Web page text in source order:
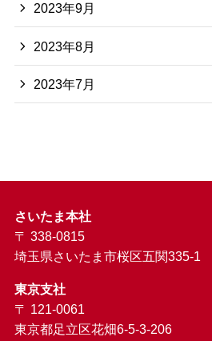
2023年9月
2023年8月
2023年7月
さいたま本社
〒 338-0815
埼玉県さいたま市桜区五関335-1
東京支社
〒 121-0061
東京都足立区花畑6-5-3-206